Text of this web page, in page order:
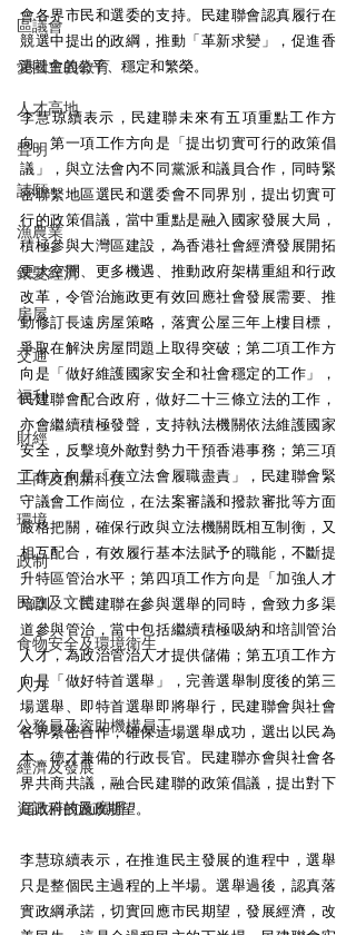
區議會
愛國主義教育
人才高地
聲明
請願
漁農業
銀髮經濟
房屋
交通
福利
財經
工商及創新科技
環境
政制
民政及文體
食物安全及環境衛生
人力
公務員及資助機構員工
經濟及發展
資訊科技及廣播
會各界市民和選委的支持。民建聯會認真履行在
競選中提出的政綱，推動「革新求變」，促進香
港社會的公平、穩定和繁榮。
李慧琼續表示，民建聯未來有五項重點工作方
向。第一項工作方向是「提出切實可行的政策倡
議」，與立法會內不同黨派和議員合作，同時緊
密聯繫地區選民和選委會不同界別，提出切實可
行的政策倡議，當中重點是融入國家發展大局，
積極參與大灣區建設，為香港社會經濟發展開拓
更大空間、更多機遇、推動政府架構重組和行政
改革，令管治施政更有效回應社會發展需要、推
動修訂長遠房屋策略，落實公屋三年上樓目標，
爭取在解決房屋問題上取得突破；第二項工作方
向是「做好維護國家安全和社會穩定的工作」，
民建聯會配合政府，做好二十三條立法的工作，
亦會繼續積極發聲，支持執法機關依法維護國家
安全，反擊境外敵對勢力干預香港事務；第三項
工作方向是「在立法會履職盡責」，民建聯會緊
守議會工作崗位，在法案審議和撥款審批等方面
嚴格把關，確保行政與立法機關既相互制衡，又
相互配合，有效履行基本法賦予的職能，不斷提
升特區管治水平；第四項工作方向是「加強人才
培訓」，民建聯在參與選舉的同時，會致力多渠
道參與管治，當中包括繼續積極吸納和培訓管治
人才，為政治管治人才提供儲備；第五項工作方
向是「做好特首選舉」，完善選舉制度後的第三
場選舉、即特首選舉即將舉行，民建聯會與社會
各界緊密合作，確保這場選舉成功，選出以民為
本、德才兼備的行政長官。民建聯亦會與社會各
界共商共議，融合民建聯的政策倡議，提出對下
屆政府的施政期望。
李慧琼續表示，在推進民主發展的進程中，選舉
只是整個民主過程的上半場。選舉過後，認真落
實政綱承諾，切實回應市民期望，發展經濟，改